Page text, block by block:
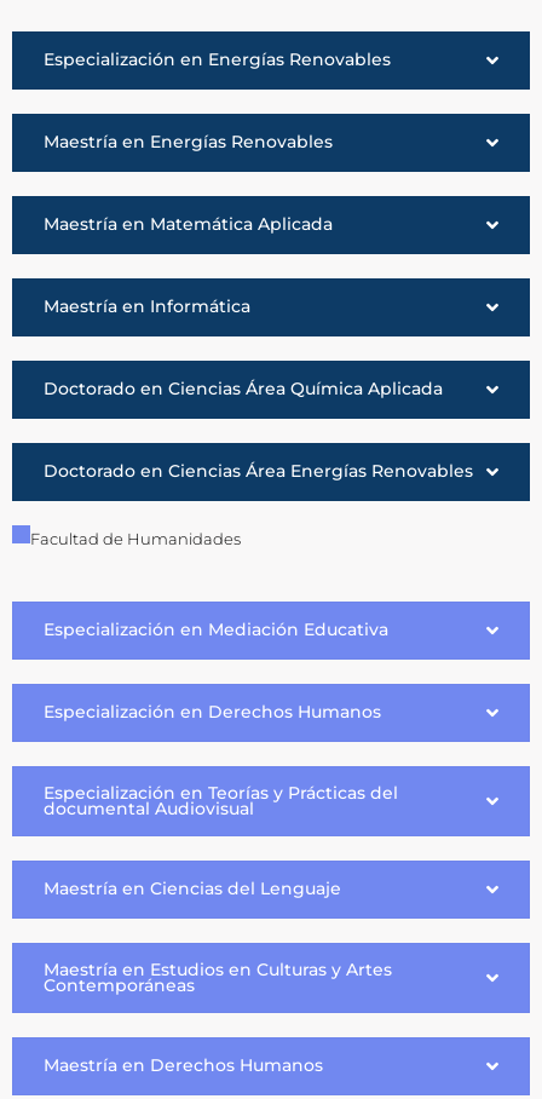
Especialización en Energías Renovables
Maestría en Energías Renovables
Maestría en Matemática Aplicada
Maestría en Informática
Doctorado en Ciencias Área Química Aplicada
Doctorado en Ciencias Área Energías Renovables
Facultad de Humanidades
Especialización en Mediación Educativa
Especialización en Derechos Humanos
Especialización en Teorías y Prácticas del
documental Audiovisual
Maestría en Ciencias del Lenguaje
Maestría en Estudios en Culturas y Artes
Contemporáneas
Maestría en Derechos Humanos